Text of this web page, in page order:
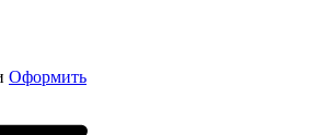
Оформить